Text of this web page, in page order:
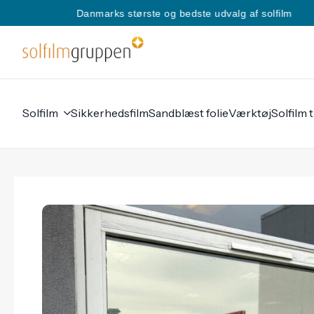
Danmarks største og bedste udvalg af solfilm
Solfilm SikkerhedsfilmSandblæst folieVærktøjSolfilm